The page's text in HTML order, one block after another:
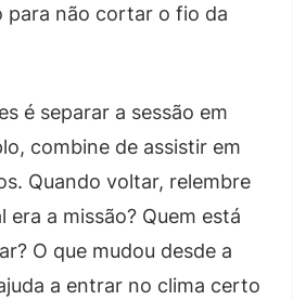
para não cortar o fio da
é separar a sessão em
combine de assistir em
Quando voltar, relembre
era a missão? Quem está
O que mudou desde a
a entrar no clima certo